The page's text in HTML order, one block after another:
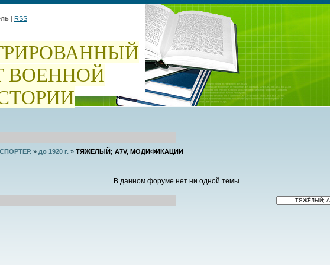
| RSS
ВОЕННОЙ
» до 1920 г. » ТЯЖЁЛЫЙ; A7V, МОДИФИКАЦИИ
В данном форуме нет ни одной темы